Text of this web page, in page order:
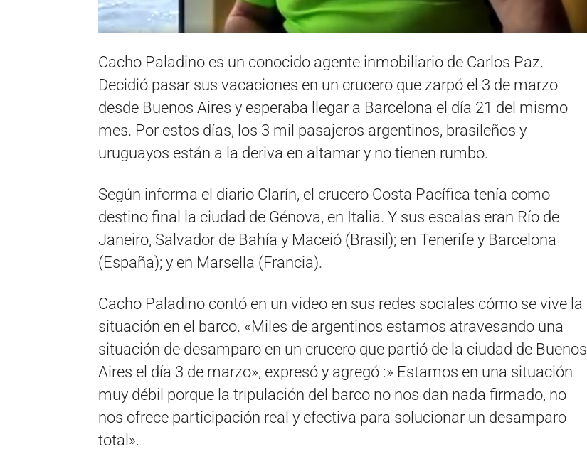
Cacho Paladino es un conocido agente inmobiliario de Carlos Paz.
Decidió pasar sus vacaciones en un crucero que zarpó el 3 de marzo
desde Buenos Aires y esperaba llegar a Barcelona el día 21 del mismo
mes. Por estos días, los 3 mil pasajeros argentinos, brasileños y
uruguayos están a la deriva en altamar y no tienen rumbo.
Según informa el diario Clarín, el crucero Costa Pacífica tenía como
destino final la ciudad de Génova, en Italia. Y sus escalas eran Río de
Janeiro, Salvador de Bahía y Maceió (Brasil); en Tenerife y Barcelona
(España); y en Marsella (Francia).
Cacho Paladino contó en un video en sus redes sociales cómo se vive la
situación en el barco. «Miles de argentinos estamos atravesando una
situación de desamparo en un crucero que partió de la ciudad de Buenos
Aires el día 3 de marzo», expresó y agregó :» Estamos en una situación
muy débil porque la tripulación del barco no nos dan nada firmado, no
nos ofrece participación real y efectiva para solucionar un desamparo
total».